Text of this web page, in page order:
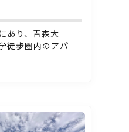
あり、青森大
徒歩圏内のアパ